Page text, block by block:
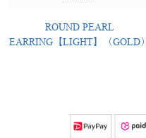
ROUND PEARL
EARRING【LIGHT】（GOLD）